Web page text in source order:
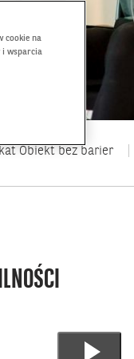
Obiekt bez barier
cookie na
i wsparcia